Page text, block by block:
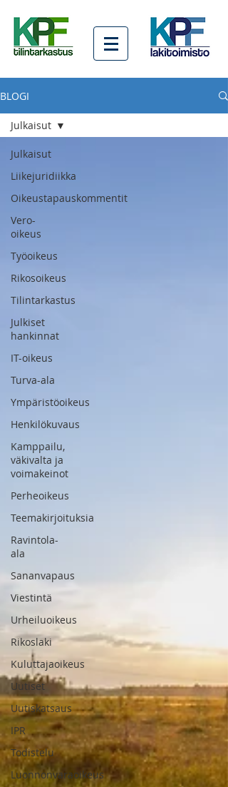
BLOGI
Julkaisut
Liikejuridiikka
Oikeustapauskommentit
Vero-
oikeus
Työoikeus
Rikosoikeus
Tilintarkastus
Julkiset
hankinnat
IT-oikeus
Turva-ala
Ympäristöoikeus
Henkilökuvaus
Kamppailu,
väkivalta ja
voimakeinot
Perheoikeus
Teemakirjoituksia
Ravintola-
ala
Sananvapaus
Viestintä
Urheiluoikeus
Rikoslaki
Kuluttajaoikeus
Uutiset
Uutiskatsaus
IPR
Todistelu
Luonnonvaraoikeus
Julkaisut